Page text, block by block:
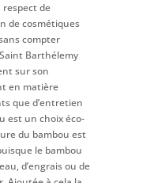
de
de cosmétiques
compter
Barthélemy
sur son
en matière
que d’entretien
est un choix éco-
du bambou est
le bambou
d’engrais ou de